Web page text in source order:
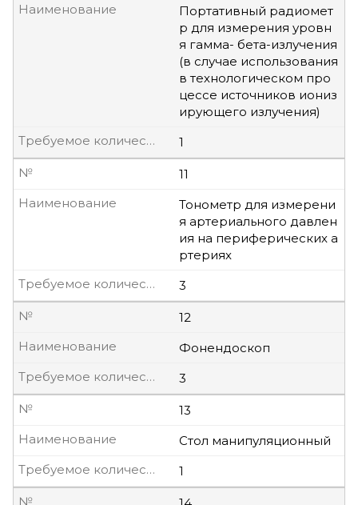
Портативный радиомет
р для измерения уровн
я гамма- бета-излучения
(в случае использования
в технологическом про
цессе источников иониз
ирующего излучения)
Наименование
1
Требуемое количество, шт
11
№
Тонометр для измерени
я артериального давлен
ия на периферических а
ртериях
Наименование
3
Требуемое количество, шт
12
№
Фонендоскоп
Наименование
3
Требуемое количество, шт
13
№
Стол манипуляционный
Наименование
1
Требуемое количество, шт
№